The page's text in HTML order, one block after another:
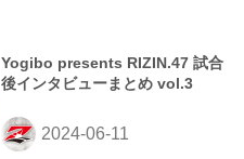
Yogibo presents RIZIN.47 試合
後インタビューまとめ vol.3